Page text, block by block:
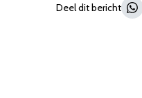
Deel dit bericht